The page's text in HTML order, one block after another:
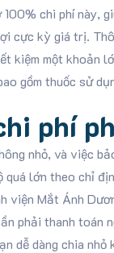
chi phí này,
cực kỳ giá trị.
kiệm một khoản
gồm thuốc sử
phí
nhỏ, và việc
lớn theo chỉ
viện Mắt Ánh
phải thanh toán
dễ dàng chia